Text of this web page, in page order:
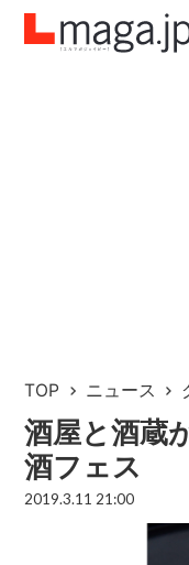
TOP ニュース
酒屋と酒蔵
酒フェス
2019.3.11 21:00